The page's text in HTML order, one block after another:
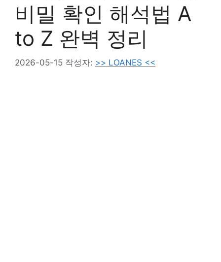
비밀 확인 해석법 A
to Z 완벽 정리
2026-05-15 작성자: >> LOANES <<